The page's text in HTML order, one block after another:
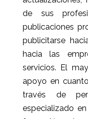
de sus
publicaciones
publicitarse
hacia las
servicios. El
apoyo en
través de
especializado